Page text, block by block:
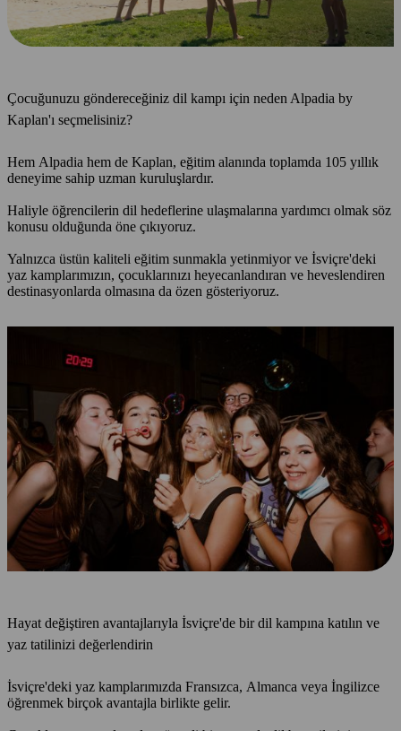
Çocuğunuzu göndereceğiniz dil kampı için neden Alpadia by
Kaplan'ı seçmelisiniz?
Hem Alpadia hem de Kaplan, eğitim alanında toplamda 105 yıllık
deneyime sahip uzman kuruluşlardır.
Haliyle öğrencilerin dil hedeflerine ulaşmalarına yardımcı olmak söz
konusu olduğunda öne çıkıyoruz.
Yalnızca üstün kaliteli eğitim sunmakla yetinmiyor ve İsviçre'deki
yaz kamplarımızın, çocuklarınızı heyecanlandıran ve heveslendiren
destinasyonlarda olmasına da özen gösteriyoruz.
Hayat değiştiren avantajlarıyla İsviçre'de bir dil kampına katılın ve
yaz tatilinizi değerlendirin
İsviçre'deki yaz kamplarımızda Fransızca, Almanca veya İngilizce
öğrenmek birçok avantajla birlikte gelir.